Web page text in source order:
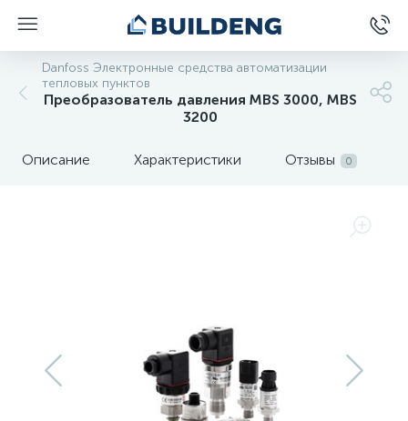
Danfoss Электронные средства автоматизации
тепловых пунктов
Преобразователь давления MBS 3000, MBS
3200
Описание Характеристики Отзывы 0